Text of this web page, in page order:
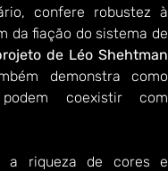
confere robustez à
da fiação do sistema de
de Léo Shehtman
demonstra como
coexistir com
a riqueza de cores e